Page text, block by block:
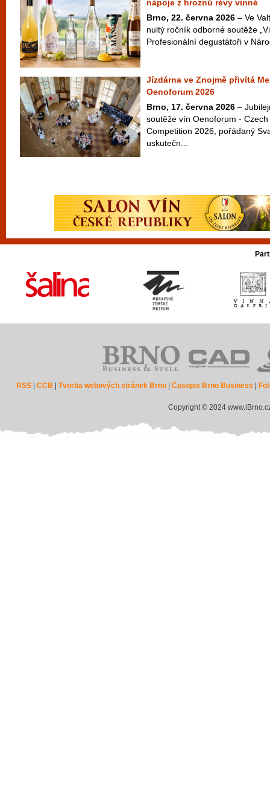
nápoje z hroznů révy vinné
Brno, 22. června 2026 – Ve
nultý ročník odborné soutěže
Profesionální degustátoři v
Jízdárna ve Znojmě přivítá
Oenoforum 2026
Brno, 17. června 2026 –
soutěže vín Oenoforum -
Competition 2026, pořádaný
uskutečn...
RSS |CCB |Tvorba webových stránek Brno |Časopis Brno Business
Copyright © 2024